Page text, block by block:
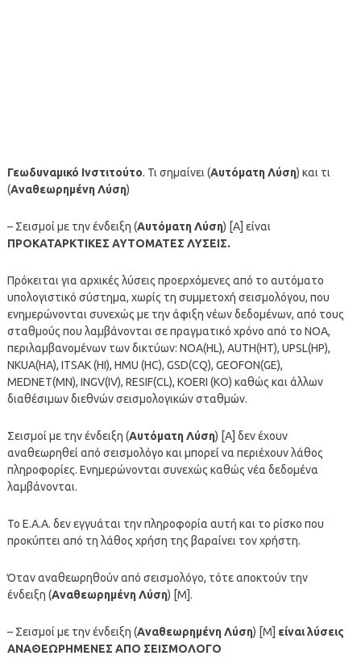
Γεωδυναμικό Ινστιτούτο. Τι σημαίνει (Αυτόματη Λύση) και τι
(Αναθεωρημένη Λύση)
– Σεισμοί με την ένδειξη (Αυτόματη Λύση) [A] είναι
ΠΡΟΚΑΤΑΡΚΤΙΚΕΣ ΑΥΤΟΜΑΤΕΣ ΛΥΣΕΙΣ.
Πρόκειται για αρχικές λύσεις προερχόμενες από το αυτόματο
υπολογιστικό σύστημα, χωρίς τη συμμετοχή σεισμολόγου, που
ενημερώνονται συνεχώς με την άφιξη νέων δεδομένων, από τους
σταθμούς που λαμβάνονται σε πραγματικό χρόνο από το ΝΟΑ,
περιλαμβανομένων των δικτύων: NOA(HL), AUTH(HT), UPSL(HP),
NKUA(HA), ITSAK (HI), HMU (HC), GSD(CQ), GEOFON(GE),
MEDNET(MN), INGV(IV), RESIF(CL), KOERI (KO) καθώς και άλλων
διαθέσιμων διεθνών σεισμολογικών σταθμών.
Σεισμοί με την ένδειξη (Αυτόματη Λύση) [A] δεν έχουν
αναθεωρηθεί από σεισμολόγο και μπορεί να περιέχουν λάθος
πληροφορίες. Ενημερώνονται συνεχώς καθώς νέα δεδομένα
λαμβάνονται.
To Ε.Α.Α. δεν εγγυάται την πληροφορία αυτή και το ρίσκο που
προκύπτει από τη λάθος χρήση της βαραίνει τον χρήστη.
Όταν αναθεωρηθούν από σεισμολόγο, τότε αποκτούν την
ένδειξη (Αναθεωρημένη Λύση) [M].
– Σεισμοί με την ένδειξη (Αναθεωρημένη Λύση) [M] είναι λύσεις
ΑΝΑΘΕΩΡΗΜΕΝΕΣ ΑΠΟ ΣΕΙΣΜΟΛΟΓΟ